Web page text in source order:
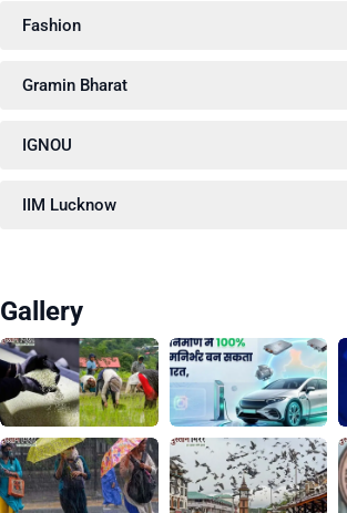
Fashion
Gramin Bharat
IGNOU
IIM Lucknow
Gallery